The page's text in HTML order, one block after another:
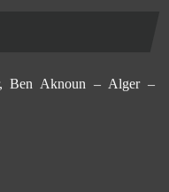
Ben Aknoun – Alger –